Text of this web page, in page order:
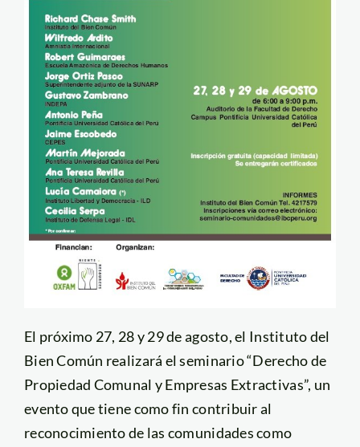
El próximo 27, 28 y 29 de agosto, el Instituto del
Bien Común realizará el seminario “Derecho de
Propiedad Comunal y Empresas Extractivas”, un
evento que tiene como fin contribuir al
reconocimiento de las comunidades como